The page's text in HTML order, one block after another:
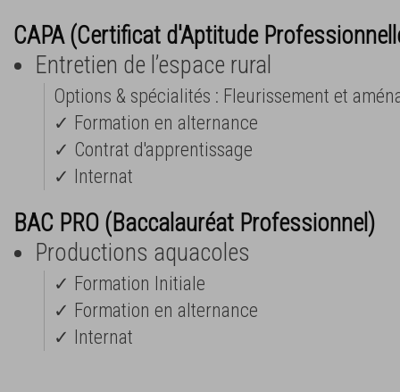
CAPA (Certificat d'Aptitude
Entretien de l’espace rural
Options & spécialités : Fleurissement et
✓ Formation en alternance
✓ Contrat d'apprentissage
✓ Internat
BAC PRO (Baccalauréat Professionnel)
Productions aquacoles
✓ Formation Initiale
✓ Formation en alternance
✓ Internat